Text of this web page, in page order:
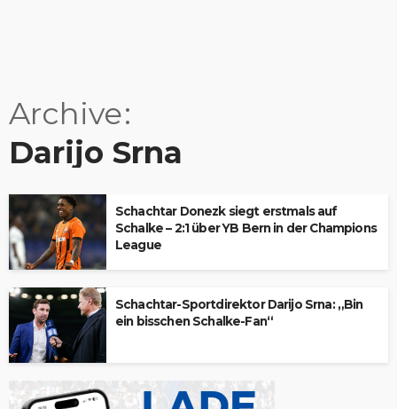
Archive
Darijo Srna
Schachtar Donezk siegt erstmals auf
Schalke – 2:1 über YB Bern in der Champions
League
Schachtar-Sportdirektor Darijo Srna: „Bin
ein bisschen Schalke-Fan“